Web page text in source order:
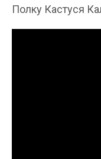
Полку Кастуся